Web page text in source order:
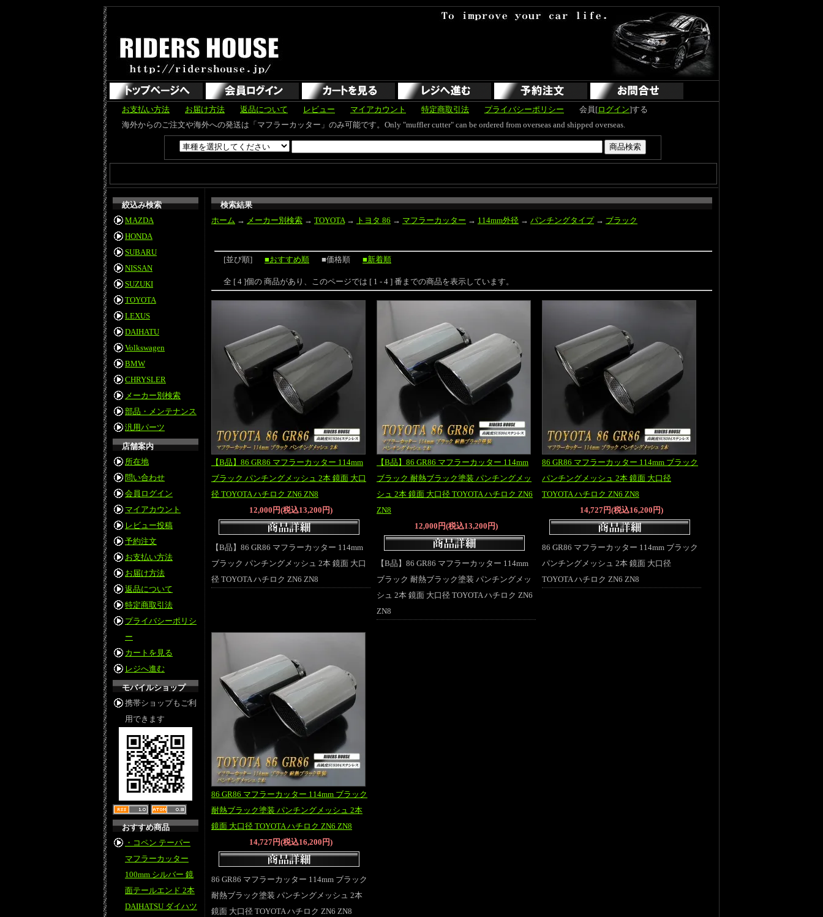
お支払い方法 お届け方法 返品について レビュー マイアカウント 特定商取引法 プライバシーポリシー 会員[ログイン]する
海外からのご注文や海外への発送は「マフラーカッター」のみ可能です。Only "muffler cutter" can be ordered from overseas and shipped overseas.
絞込み検索
MAZDA
HONDA
SUBARU
NISSAN
SUZUKI
TOYOTA
LEXUS
DAIHATU
Volkswagen
BMW
CHRYSLER
メーカー別検索
部品・メンテナンス
汎用パーツ
店舗案内
所在地
問い合わせ
会員ログイン
マイアカウント
レビュー投稿
予約注文
お支払い方法
お届け方法
返品について
特定商取引法
プライバシーポリシ
ー
カートを見る
レジへ進む
モバイルショップ
携帯ショップもご利
用できます
おすすめ商品
・コペン テーパー
マフラーカッター
100mm シルバー 鏡
面テールエンド 2本
DAIHATSU ダイハツ
検索結果
ホーム → メーカー別検索 → TOYOTA→ トヨタ 86 → マフラーカッター → 114mm外径 → パンチングタイプ→ ブラック
[並び順] ■おすすめ順 ■価格順 ■新着順
全 [ 4 ]個の 商品があり、このページでは [ 1 - 4 ] 番までの商品を表示しています。
【B品】86 GR86 マフラーカッター 114mm
ブラック パンチングメッシュ 2本 鏡面 大口
径 TOYOTA ハチロク ZN6 ZN8
12,000円(税込13,200円)
【B品】86 GR86 マフラーカッター 114mm
ブラック パンチングメッシュ 2本 鏡面 大口
径 TOYOTA ハチロク ZN6 ZN8
【B品】86 GR86 マフラーカッター 114mm
ブラック 耐熱ブラック塗装 パンチングメッ
シュ 2本 鏡面 大口径 TOYOTA ハチロク ZN6
ZN8
12,000円(税込13,200円)
【B品】86 GR86 マフラーカッター 114mm
ブラック 耐熱ブラック塗装 パンチングメッ
シュ 2本 鏡面 大口径 TOYOTA ハチロク ZN6
ZN8
86 GR86 マフラーカッター 114mm ブラック
パンチングメッシュ 2本 鏡面 大口径
TOYOTA ハチロク ZN6 ZN8
14,727円(税込16,200円)
86 GR86 マフラーカッター 114mm ブラック
パンチングメッシュ 2本 鏡面 大口径
TOYOTA ハチロク ZN6 ZN8
86 GR86 マフラーカッター 114mm ブラック
耐熱ブラック塗装 パンチングメッシュ 2本
鏡面 大口径 TOYOTA ハチロク ZN6 ZN8
14,727円(税込16,200円)
86 GR86 マフラーカッター 114mm ブラック
耐熱ブラック塗装 パンチングメッシュ 2本
鏡面 大口径 TOYOTA ハチロク ZN6 ZN8